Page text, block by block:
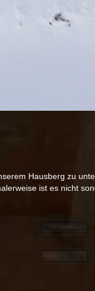
Hausberg zu
ist es nicht